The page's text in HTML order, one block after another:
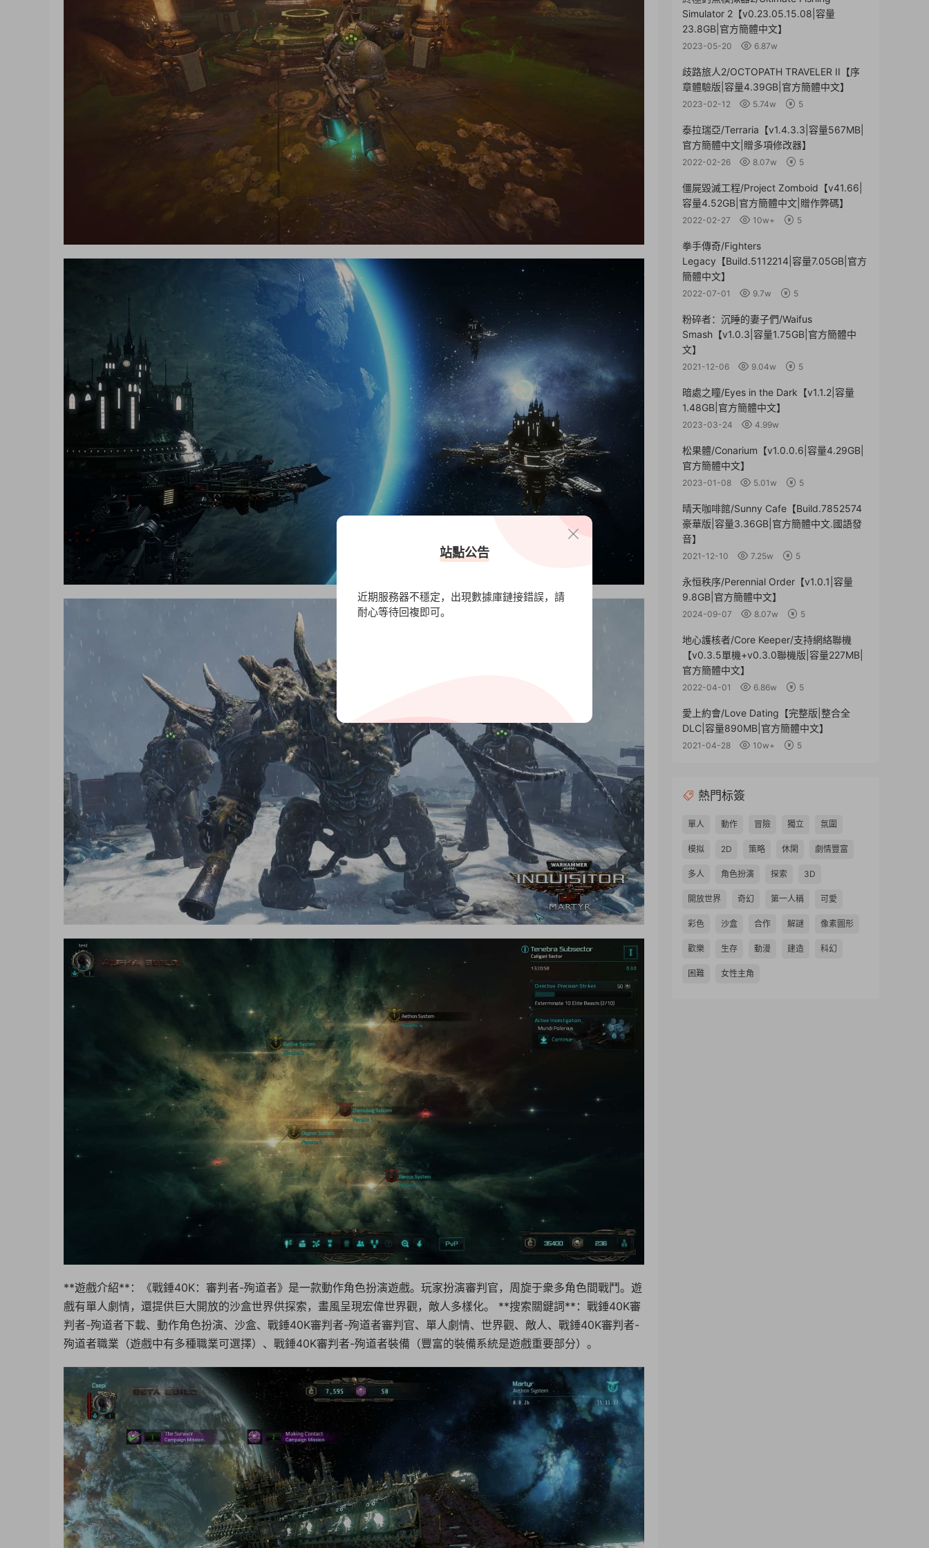
**遊戲介紹**：《戰錘40K：審判者-殉道者》是一款動作角色扮演遊戲。玩家扮演審判官，周旋于衆多角色間戰鬥。遊
戲有單人劇情，還提供巨大開放的沙盒世界供探索，畫風呈現宏偉世界觀，敵人多樣化。 **搜索關鍵詞**：戰錘40K審
判者-殉道者下載、動作角色扮演、沙盒、戰錘40K審判者-殉道者審判官、單人劇情、世界觀、敵人、戰錘40K審判者-
殉道者職業（遊戲中有多種職業可選擇）、戰錘40K審判者-殉道者裝備（豐富的裝備系統是遊戲重要部分）。
Simulator 2【v0.23.05.15.08|容量
23.8GB|官方簡體中文】
2023-05-20 6.87w
歧路旅人2/OCTOPATH TRAVELER II【序
章體驗版|容量4.39GB|官方簡體中文】
2023-02-12 5.74w 5
泰拉瑞亞/Terraria【v1.4.3.3|容量567MB|
官方簡體中文|贈多項修改器】
2022-02-26 8.07w 5
僵屍毀滅工程/Project Zomboid【v41.66|
容量4.52GB|官方簡體中文|贈作弊碼】
2022-02-27 10w+ 5
拳手傳奇/Fighters
Legacy【Build.5112214|容量7.05GB|官方
簡體中文】
2022-07-01 9.7w 5
粉碎者：沉睡的妻子們/Waifus
Smash【v1.0.3|容量1.75GB|官方簡體中
文】
2021-12-06 9.04w 5
暗處之瞳/Eyes in the Dark【v1.1.2|容量
1.48GB|官方簡體中文】
2023-03-24 4.99w
松果體/Conarium【v1.0.0.6|容量4.29GB|
官方簡體中文】
2023-01-08 5.01w 5
晴天咖啡館/Sunny Cafe【Build.7852574
豪華版|容量3.36GB|官方簡體中文.國語發
音】
2021-12-10 7.25w 5
永恒秩序/Perennial Order【v1.0.1|容量
9.8GB|官方簡體中文】
2024-09-07 8.07w 5
地心護核者/Core Keeper/支持網絡聯機
【v0.3.5單機+v0.3.0聯機版|容量227MB|
官方簡體中文】
2022-04-01 6.86w 5
愛上約會/Love Dating【完整版|整合全
DLC|容量890MB|官方簡體中文】
2021-04-28 10w+ 5
熱門标簽
單人 動作 冒險 獨立 氛圍
模拟 2D 策略 休閑 劇情豐富
多人 角色扮演 探索 3D
開放世界 奇幻 第一人稱 可愛
彩色 沙盒 合作 解謎 像素圖形
歡樂 生存 動漫 建造 科幻
困難 女性主角
站點公告
近期服務器不穩定，出現數據庫鏈接錯誤，請
耐心等待回複即可。